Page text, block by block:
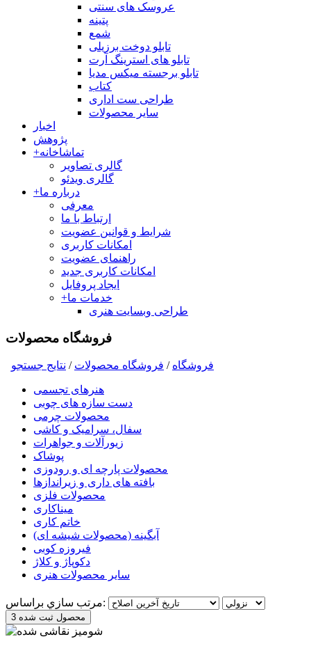
عروسک های سنتی
پتینه
شمع
تابلو دوخت برزیلی
تابلو های استرینگ آرت
تابلو برجسته میکس مدیا
کتاب
طراحی ست اداری
سایر محصولات
اخبار
پژوهش
+تماشاخانه
گالری تصاویر
گالری ویدئو
+درباره ما
معرفی
ارتباط با ما
شرایط و قوانین عضویت
امکانات کاربری
راهنمای عضویت
امکانات کاربری جدید
ایجاد پروفایل
+خدمات ما
طراحی وبسایت هنری
فروشگاه محصولات
فروشگاه / فروشگاه محصولات / نتايج جستجو
هنرهای تجسمی
دست سازه های چوبی
محصولات چرمی
سفال، سرامیک و کاشی
زیورآلات و جواهرات
پوشاک
محصولات پارچه ای و رودوزی
بافته های داری و زیراندازها
محصولات فلزی
میناکاری
خاتم کاری
آبگینه (محصولات شیشه ای)
فیروزه کوبی
دکوپاژ و کلاژ
سایر محصولات هنری
مرتب سازي براساس:
3 محصول ثبت شده